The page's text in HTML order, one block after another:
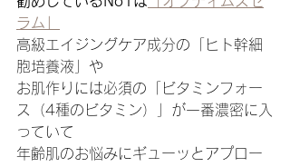
ラム」
高級エイジングケア成分の「ヒト幹細
胞培養液」や
お肌作りには必須の「ビタミンフォー
ス（4種のビタミン）」が一番濃密に入
っていて
年齢肌のお悩みにギューッとアプロー